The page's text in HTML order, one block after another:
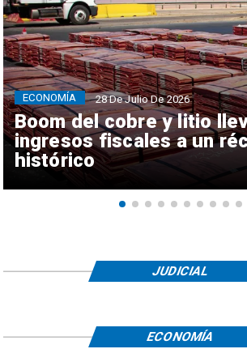
Boom del cobre y litio
ingresos fiscales a un
histórico
ECONOMÍA 28 De Julio De 2026
JUDICIAL
ECONOMÍA